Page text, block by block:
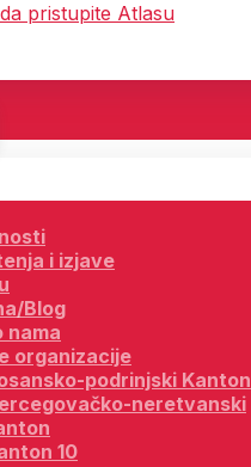
pristupite Atlasu
i izjave
Blog
nama
organizacije
podrinjski Kanton
neretvanski
10